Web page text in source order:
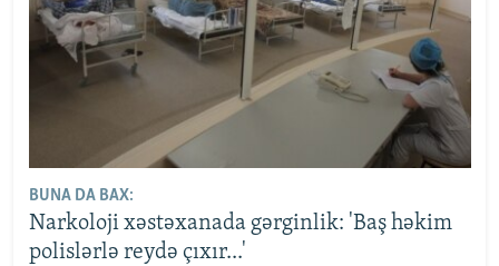
BUNA DA BAX:
Narkoloji xəstəxanada gərginlik: 'Baş həkim
polislərlə reydə çıxır...'